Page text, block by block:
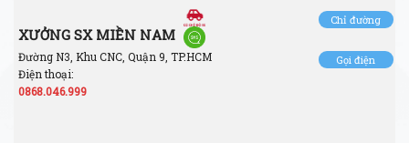
XƯỞNG SX MIỀN NAM
Đường N3, Khu CNC, Quận 9, TP.HCM
Điện thoại:
0868.046.999
Chỉ đường
Gọi điện